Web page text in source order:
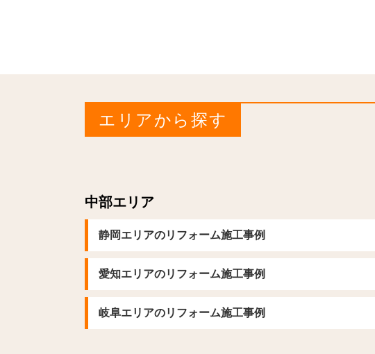
エリアから探す
中部エリア
静岡エリアのリフォーム施工事例
愛知エリアのリフォーム施工事例
岐阜エリアのリフォーム施工事例